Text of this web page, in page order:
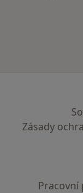
Zásady
Pracovní